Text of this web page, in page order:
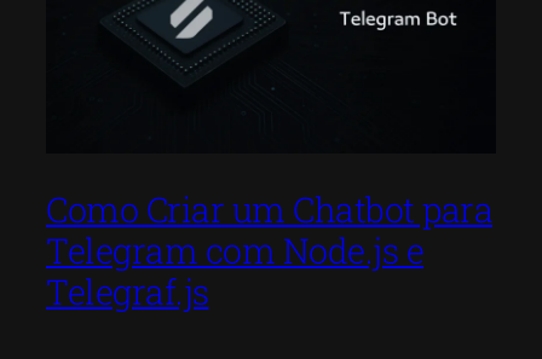
Como Criar um Chatbot para
Telegram com Node.js e
Telegraf.js